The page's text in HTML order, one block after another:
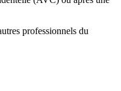
professionnels du